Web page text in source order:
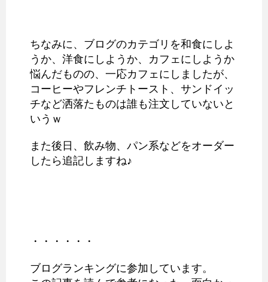
ちなみに、ブログのカテゴリを和食にしよ
うか、洋食にしようか、カフェにしようか
悩んだものの、一応カフェにしましたが、
コーヒーやフレンチトースト、サンドイッ
チなど洒落たものは誰も注文していないと
いうｗ
また後日、飲み物、パン系などをオーダー
したら追記しますね♪
・・・・・・
ブログランキングに参加しています。